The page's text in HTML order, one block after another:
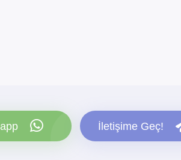
İletişime Geç!